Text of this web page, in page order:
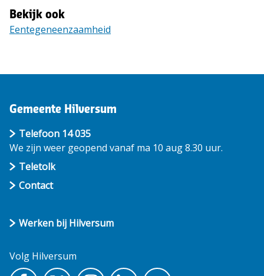
Bekijk ook
Eentegeneenzaamheid
Gemeente Hilversum
Telefoon 14 035
We zijn weer geopend vanaf ma 10 aug 8.30 uur.
Teletolk
Contact
Werken bij Hilversum
Volg Hilversum